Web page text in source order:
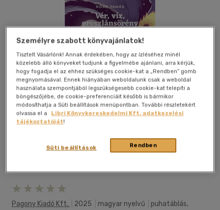
Pagony Kiadó Kft. 2025 magyar nyelvű
puhatáblás,
Személyre szabott könyvajánlatok!
Tisztelt Vásárlónk! Annak érdekében, hogy az ízléséhez minél
közelebb álló könyveket tudjunk a figyelmébe ajánlani, arra kérjük,
hogy fogadja el az ehhez szükséges cookie-kat a „Rendben” gomb
megnyomásával. Ennek hiányában weboldalunk csak a weboldal
használata szempontjából legszükségesebb cookie-kat telepíti a
böngészőjébe, de cookie-preferenciáit később is bármikor
módosíthatja a Süti beállítások menüpontban. További részletekért
olvassa el a
Libri Könyvkereskedelmi Kft. adatkezelési
tájékoztatóját!
Rendben
Süti beállítások